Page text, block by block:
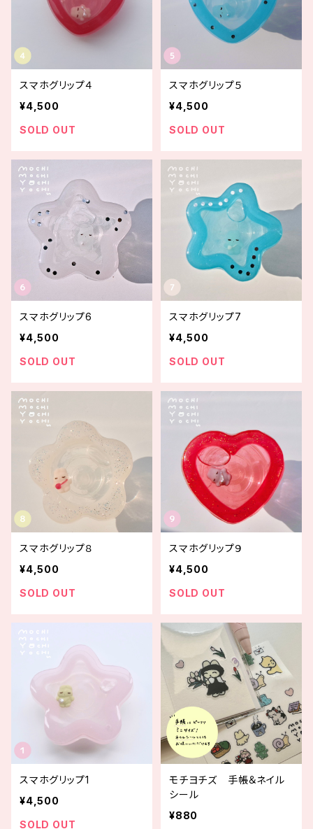
スマホグリップ４
¥4,500
SOLD OUT
スマホグリップ５
¥4,500
SOLD OUT
スマホグリップ6
¥4,500
SOLD OUT
スマホグリップ7
¥4,500
SOLD OUT
スマホグリップ８
¥4,500
SOLD OUT
スマホグリップ９
¥4,500
SOLD OUT
スマホグリップ1
¥4,500
SOLD OUT
モチヨチズ 手帳＆ネイル
シール
¥880